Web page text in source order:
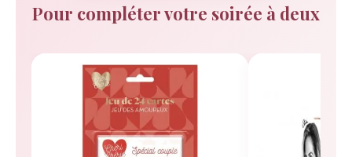
Pour compléter votre soirée à deux
Rosy
Rosy réfléchit…